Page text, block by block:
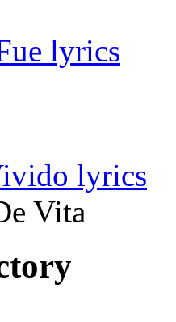
lyrics
lyrics
Vita